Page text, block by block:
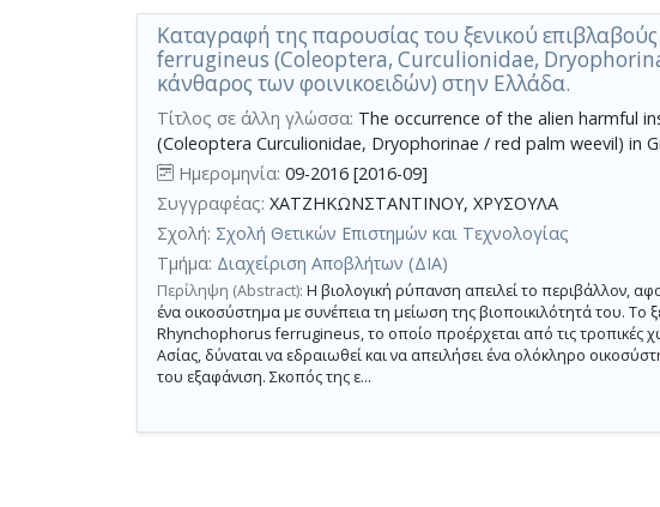
αποτέλεσμα
,
σύνολο
σελίδων
1.
Εφαρμοζόμενα
κριτήρια
αναζήτησης:
Alien
Ακύρωση
των
κριτηρίων
αναζήτησης
Περιορισμός
αποτελεσμάτων
τη
τα
αποτελέσματα
αναζήτησης:
Καταγραφή της παρουσίας του ξενικού
ferrugineus (Coleoptera, Curculionidae,
κάνθαρος των φοινικοειδών) στην Ελλάδα.
Τίτλος σε άλλη γλώσσα: The occurrence of the alien harmful
(Coleoptera Curculionidae, Dryophorinae / red palm weevil) in
Ημερομηνία: 09-2016 [2016-09]
Συγγραφέας: ΧΑΤΖΗΚΩΝΣΤΑΝΤΙΝΟΥ, ΧΡΥΣΟΥΛΑ
Σχολή: Σχολή Θετικών Επιστημών και Τεχνολογίας
Τμήμα: Διαχείριση Αποβλήτων (ΔΙΑ)
Περίληψη (Abstract): Η βιολογική ρύπανση απειλεί το περιβάλλον,
ένα οικοσύστημα με συνέπεια τη μείωση της βιοποικιλότητά του. Το
Rhynchophorus ferrugineus, το οποίο προέρχεται από τις τροπικές
Ασίας, δύναται να εδραιωθεί και να απειλήσει ένα ολόκληρο
του εξαφάνιση. Σκοπός της ε...